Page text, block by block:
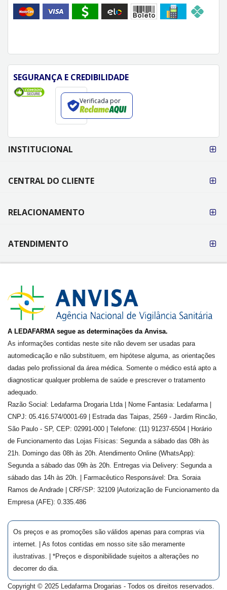
SEGURANÇA E CREDIBILIDADE
Verificada por
FORMAS DE
PAGAMENTO
INSTITUCIONAL
CENTRAL DO CLIENTE
RELACIONAMENTO
ATENDIMENTO
A LEDAFARMA segue as determinações da Anvisa.
As informações contidas neste site não devem ser usadas para
automedicação e não substituem, em hipótese alguma, as orientações
dadas pelo profissional da área médica. Somente o médico está apto a
diagnosticar qualquer problema de saúde e prescrever o tratamento
adequado.
Razão Social: Ledafarma Drogaria Ltda | Nome Fantasia: Ledafarma |
CNPJ: 05.416.574/0001-69 | Estrada das Taipas, 2569 - Jardim Rincão,
São Paulo - SP, CEP: 02991-000 | Telefone: (11) 91237-6504 | Horário
de Funcionamento das Lojas Físicas: Segunda a sábado das 08h às
21h. Domingo das 08h às 20h. Atendimento Online (WhatsApp):
Segunda a sábado das 09h às 20h. Entregas via Delivery: Segunda a
sábado das 14h às 20h. | Farmacêutico Responsável: Dra. Soraia
Ramos de Andrade
| CRF/SP: 32109 |Autorização de Funcionamento da
Empresa (AFE): 0.335.486
Os preços e as promoções são válidos apenas para compras via
internet. | As fotos contidas em nosso site são meramente
ilustrativas. | *Preços e disponibilidade sujeitos a alterações no
decorrer do dia.
Copyright © 2025 Ledafarma Drogarias - Todos os direitos reservados.